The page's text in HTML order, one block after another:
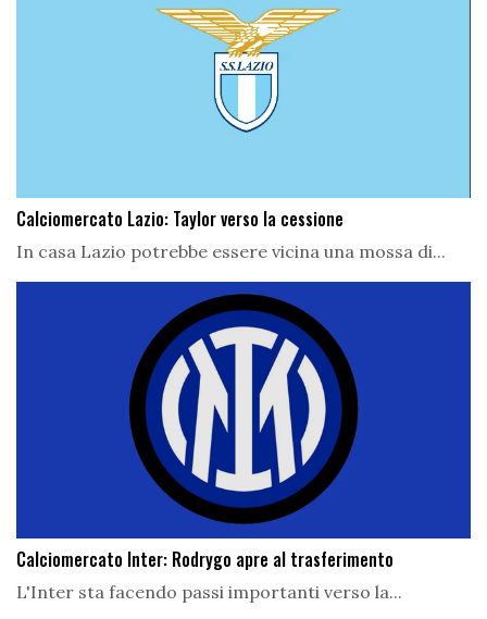
Calciomercato Lazio: Taylor verso la cessione
In casa Lazio potrebbe essere vicina una mossa di...
Calciomercato Inter: Rodrygo apre al trasferimento
L'Inter sta facendo passi importanti verso la...